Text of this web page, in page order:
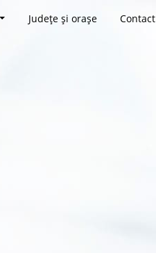
Județe și orașe Contact